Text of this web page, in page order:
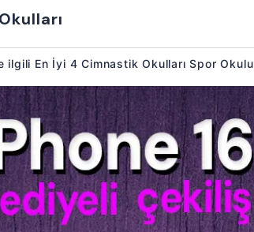
ilgili En İyi 4 Cimnastik Okulları Spor Okulu